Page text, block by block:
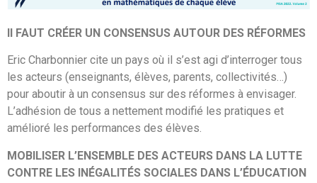
Il FAUT CRÉER UN CONSENSUS AUTOUR DES RÉFORMES
Eric Charbonnier cite un pays où il s’est agi d’interroger tous
les acteurs (enseignants, élèves, parents, collectivités…)
pour aboutir à un consensus sur des réformes à envisager.
L’adhésion de tous a nettement modifié les pratiques et
amélioré les performances des élèves.
MOBILISER L’ENSEMBLE DES ACTEURS DANS LA LUTTE
CONTRE LES INÉGALITÉS SOCIALES DANS L’ÉDUCATION